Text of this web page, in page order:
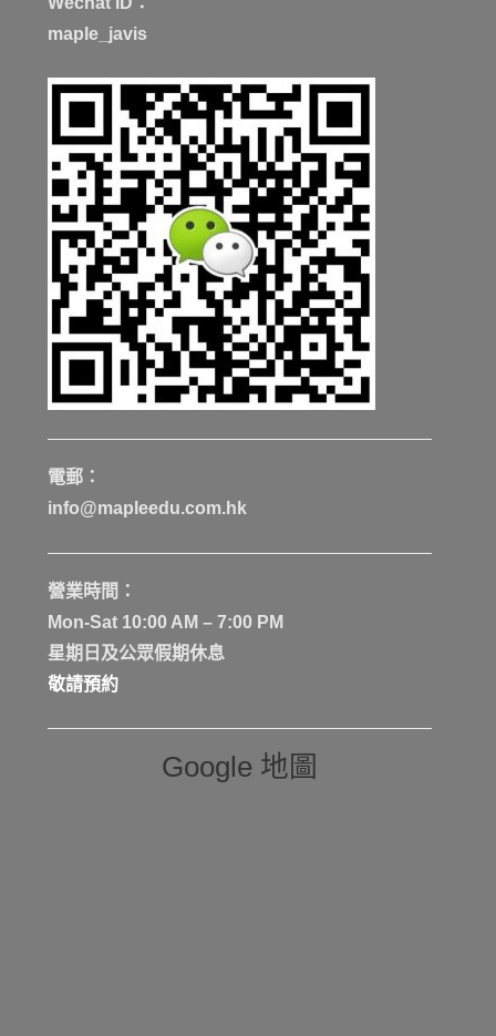
maple_javis
電郵：
info@mapleedu.com.hk
營業時間：
Mon-Sat 10:00 AM – 7:00 PM
星期日及公眾假期休息
敬請預約
Google 地圖